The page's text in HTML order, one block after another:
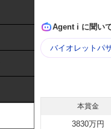
Agent i に聞い
バイオレットパ
本賞金
3830万円